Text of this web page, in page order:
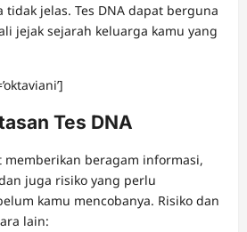
jelas. Tes DNA dapat berguna
jejak sejarah keluarga kamu yang
Tes DNA
memberikan beragam informasi,
juga risiko yang perlu
kamu mencobanya. Risiko dan
lain: